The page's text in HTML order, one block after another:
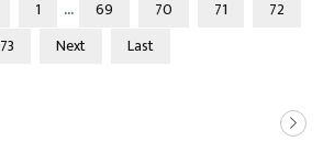
1 ... 69 70 71
72
73
Next Last